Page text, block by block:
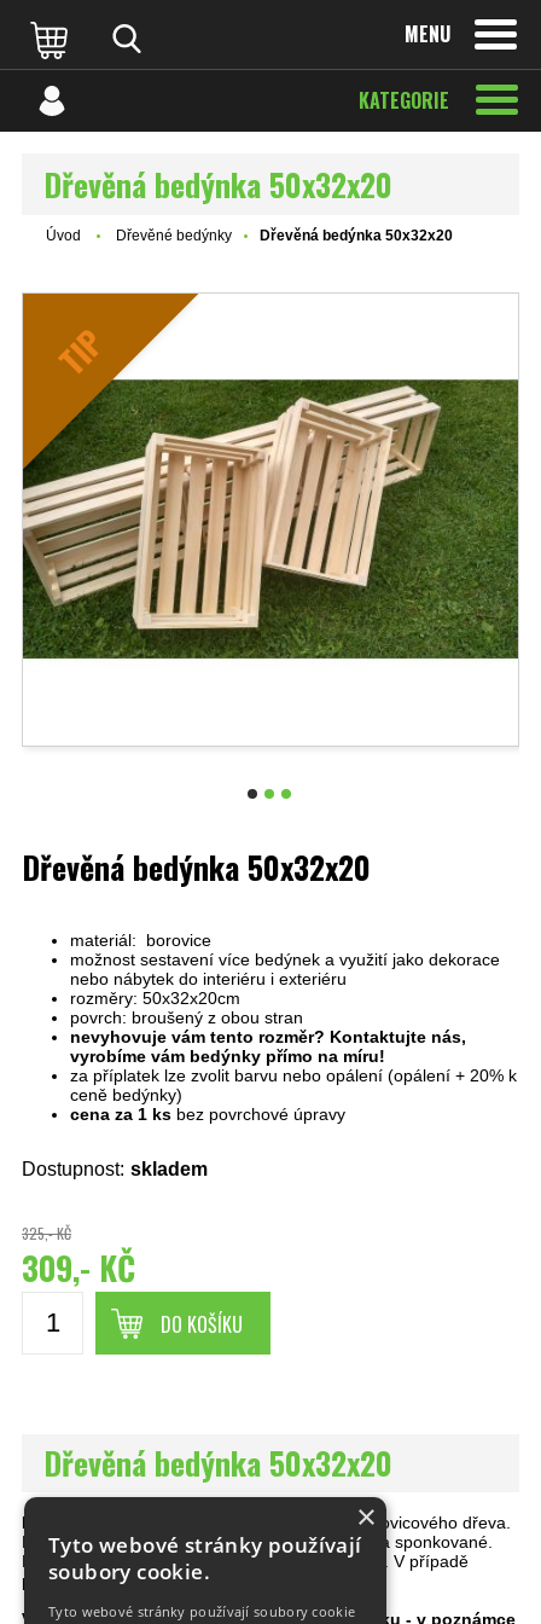
MENU
KATEGORIE
Dřevěná bedýnka 50x32x20
Úvod Dřevěné bedýnky Dřevěná bedýnka 50x32x20
TIP
Dřevěná bedýnka 50x32x20
materiál: borovice
možnost sestavení více bedýnek a využití jako dekorace
nebo nábytek do interiéru i exteriéru
rozměry: 50x32x20cm
povrch: broušený z obou stran
nevyhovuje vám tento rozměr? Kontaktujte nás,
vyrobíme vám bedýnky přímo na míru!
za příplatek lze zvolit barvu nebo opálení (opálení + 20% k
ceně bedýnky)
cena za 1 ks bez povrchové úpravy
Dostupnost: skladem
325,- KČ
309,- KČ
DO KOŠÍKU
Dřevěná bedýnka 50x32x20
Dřevěná bedýnka
je vyrobená z kvalitního borovicového dřeva.
Povrch bedýnky je broušen. Spoje jsou lepené a sponkované.
Na bedýnky se můžete přijet podít přímo k nám. V případě
potřeby Vám vyrobímebedýnky i na zakázku.
V případě, že máte zájem o opálenou bedýnku - v poznámce
×
Tyto webové stránky používají
soubory cookie.
Tyto webové stránky používají soubory cookie